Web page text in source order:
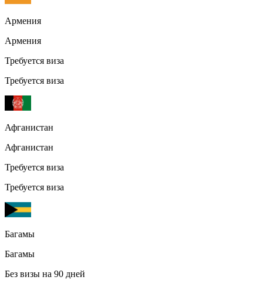
Армения
Армения
Требуется виза
Требуется виза
Афганистан
Афганистан
Требуется виза
Требуется виза
Багамы
Багамы
Без визы на 90 дней